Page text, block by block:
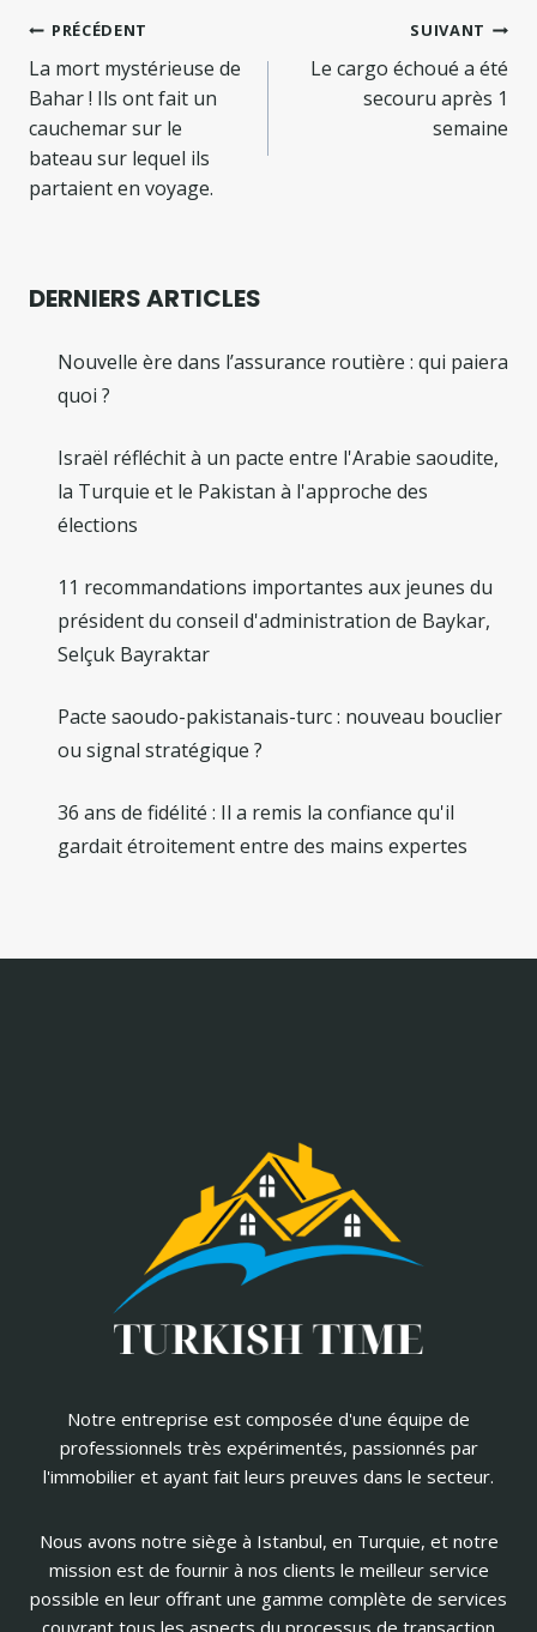
Navigation
de
l’article
PRÉCÉDENT
La mort mystérieuse de
Bahar ! Ils ont fait un
cauchemar sur le
bateau sur lequel ils
partaient en voyage.
SUIVANT
Le cargo échoué a été
secouru après 1
semaine
DERNIERS ARTICLES
Nouvelle ère dans l’assurance routière : qui paiera
quoi ?
Israël réfléchit à un pacte entre l'Arabie saoudite,
la Turquie et le Pakistan à l'approche des
élections
11 recommandations importantes aux jeunes du
président du conseil d'administration de Baykar,
Selçuk Bayraktar
Pacte saoudo-pakistanais-turc : nouveau bouclier
ou signal stratégique ?
36 ans de fidélité : Il a remis la confiance qu'il
gardait étroitement entre des mains expertes
Notre entreprise est composée d'une équipe de
professionnels très expérimentés, passionnés par
l'immobilier et ayant fait leurs preuves dans le secteur.
Nous avons notre siège à Istanbul, en Turquie, et notre
mission est de fournir à nos clients le meilleur service
possible en leur offrant une gamme complète de services
couvrant tous les aspects du processus de transaction